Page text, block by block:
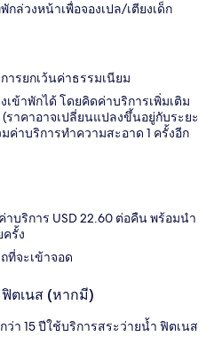
กล่วงหน้าเพื่อจองเปล/เตียงเด็ก
ารยกเว้นค่าธรรมเนียม
เข้าพักได้ โดยคิดค่าบริการเพิ่มเติม
(ราคาอาจเปลี่ยนแปลงขึ้นอยู่กับระยะ
มค่าบริการทำความสะอาด 1 ครั้งอีก
บริการ USD 22.60 ต่อคืน พร้อมนำ
รั้ง
ที่จะเข้าจอด
ตเนส (หากมี)
ว่า 15 ปีใช้บริการสระว่ายน้ำ ฟิตเนส